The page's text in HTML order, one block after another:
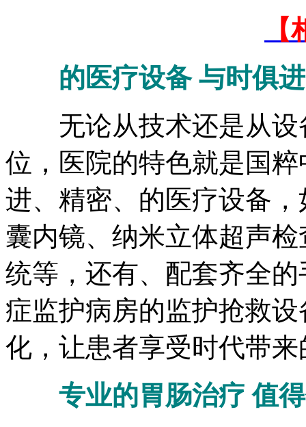
的医疗设备 与时俱进
无论从技术还是从设
位，医院的特色就是国
进、精密、的医疗设备
囊内镜、纳米立体超声
统等，还有、配套齐全
症监护病房的监护抢救
化，让患者享受时代带
专业的胃肠治疗 值